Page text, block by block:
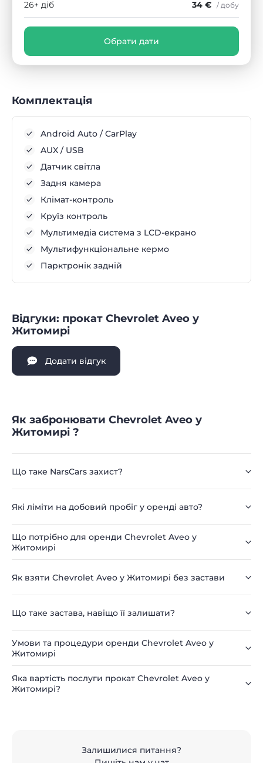
26+ діб 34 € / добу
Обрати дати
Комплектація
Android Auto / CarPlay
AUX / USB
Датчик світла
Задня камера
Клімат-контроль
Круїз контроль
Мультимедіа система з LCD-екрано
Мультифункціональне кермо
Парктронік задній
Відгуки: прокат Chevrolet Aveo у
Житомирі
Додати відгук
Як забронювати Chevrolet Aveo у
Житомирі ?
Що таке NarsCars захист?
Які ліміти на добовий пробіг у оренді авто?
Що потрібно для оренди Chevrolet Aveo у
Житомирі
Як взяти Chevrolet Aveo у Житомирі без застави
Що таке застава, навіщо її залишати?
Умови та процедури оренди Chevrolet Aveo у
Житомирі
Яка вартість послуги прокат Chevrolet Aveo у
Житомирі?
Залишилися питання?